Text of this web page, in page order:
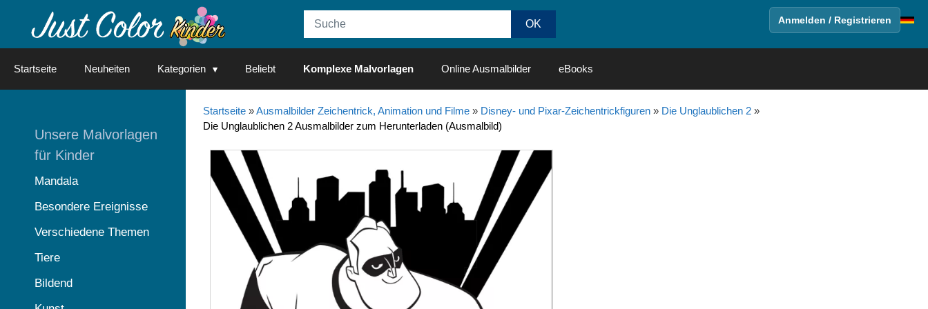
Anmelden / Registrieren
Startseite Neuheiten Kategorien Beliebt Komplexe Malvorlagen Online Ausmalbilder eBooks
Startseite»Ausmalbilder Zeichentrick, Animation und Filme» Disney- und Pixar-Zeichentrickfiguren» Die Unglaublichen 2»
Die Unglaublichen 2 Ausmalbilder zum Herunterladen (Ausmalbild)
Unsere Malvorlagen
für Kinder
Mandala
Besondere Ereignisse
Verschiedene Themen
Tiere
Bildend